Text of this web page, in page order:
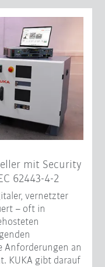
mit Security
62443-4-2
vernetzter
– oft in
Anforderungen an
KUKA gibt darauf